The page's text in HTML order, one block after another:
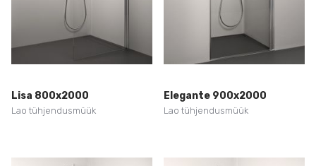
Lisa 800x2000
Lao tühjendusmüük
Elegante 900x2000
Lao tühjendusmüük